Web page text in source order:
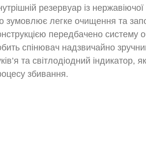
резервуар із
зумовлює легке очищення та
передбачено систему
спінювач надзвичайно
та світлодіодний
збивання.